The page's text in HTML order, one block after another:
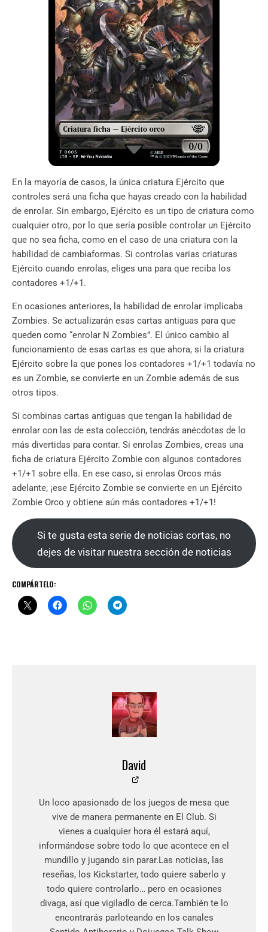
En la mayoría de casos, la única criatura Ejército que
controles será una ficha que hayas creado con la habilidad
de enrolar. Sin embargo, Ejército es un tipo de criatura como
cualquier otro, por lo que sería posible controlar un Ejército
que no sea ficha, como en el caso de una criatura con la
habilidad de cambiaformas. Si controlas varias criaturas
Ejército cuando enrolas, eliges una para que reciba los
contadores +1/+1.
En ocasiones anteriores, la habilidad de enrolar implicaba
Zombies. Se actualizarán esas cartas antiguas para que
queden como “enrolar N Zombies”. El único cambio al
funcionamiento de esas cartas es que ahora, si la criatura
Ejército sobre la que pones los contadores +1/+1 todavía no
es un Zombie, se convierte en un Zombie además de sus
otros tipos.
Si combinas cartas antiguas que tengan la habilidad de
enrolar con las de esta colección, tendrás anécdotas de lo
más divertidas para contar. Si enrolas Zombies, creas una
ficha de criatura Ejército Zombie con algunos contadores
+1/+1 sobre ella. En ese caso, si enrolas Orcos más
adelante, ¡ese Ejército Zombie se convierte en un Ejército
Zombie Orco y obtiene aún más contadores +1/+1!
Si te gusta esta serie de noticias cortas, no
dejes de visitar nuestra sección de noticias
COMPÁRTELO:
David
Un loco apasionado de los juegos de mesa que
vive de manera permanente en El Club. Si
vienes a cualquier hora él estará aquí,
informándose sobre todo lo que acontece en el
mundillo y jugando sin parar.Las noticias, las
reseñas, los Kickstarter, todo quiere saberlo y
todo quiere controlarlo… pero en ocasiones
divaga, así que vigiladlo de cerca.También te lo
encontrarás parloteando en los canales